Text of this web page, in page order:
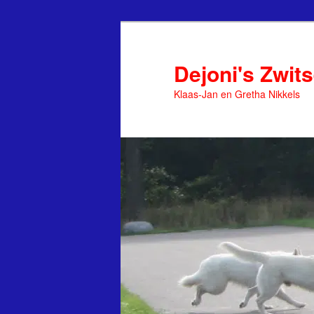
Dejoni's
Klaas-Jan en Gretha Nikkels